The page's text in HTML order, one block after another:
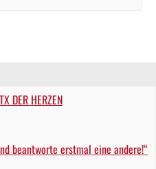
DER HERZEN
beantworte erstmal eine andere!“